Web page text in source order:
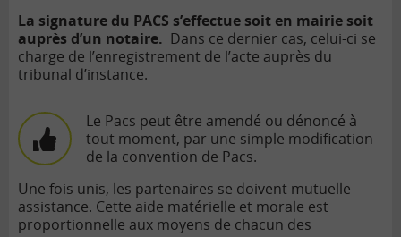
La signature du PACS s’effectue soit en mairie soit
auprès d’un notaire. Dans ce dernier cas, celui-ci se
charge de l’enregistrement de l’acte auprès du
tribunal d’instance.
Le Pacs peut être amendé ou dénoncé à
tout moment, par une simple modification
de la convention de Pacs.
Une fois unis, les partenaires se doivent mutuelle
assistance. Cette aide matérielle et morale est
proportionnelle aux moyens de chacun des